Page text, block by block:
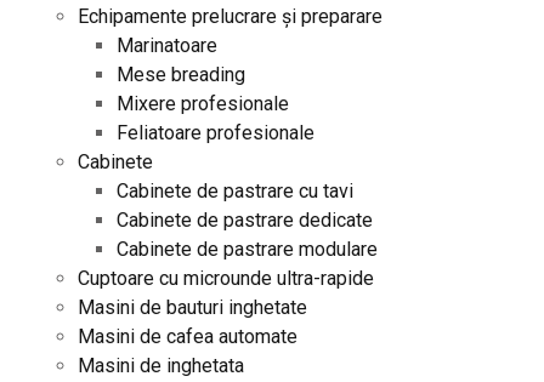
Echipamente prelucrare și preparare
Marinatoare
Mese breading
Mixere profesionale
Feliatoare profesionale
Cabinete
Cabinete de pastrare cu tavi
Cabinete de pastrare dedicate
Cabinete de pastrare modulare
Cuptoare cu microunde ultra-rapide
Masini de bauturi inghetate
Masini de cafea automate
Masini de inghetata